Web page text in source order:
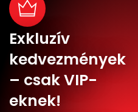
Exkluzív
kedvezmények
– csak VIP-
eknek!